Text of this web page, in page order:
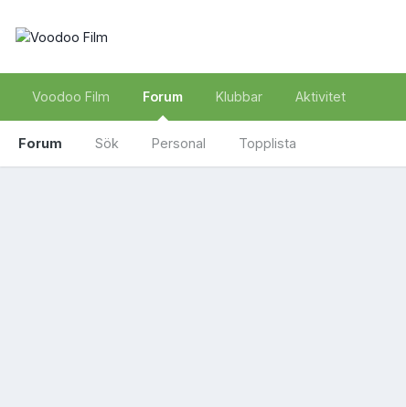
Voodoo Film Forum
Forum Sök Personal Topplista
Klubbar Aktivitet